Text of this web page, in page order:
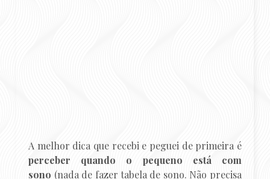
A melhor dica que recebi e peguei de primeira é
perceber quando o pequeno está com
sono (nada de fazer tabela de sono. Não precisa